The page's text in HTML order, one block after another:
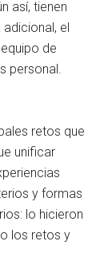
así, tienen
el
de
personal.
retos que
unificar
y formas
lo hicieron
los retos y